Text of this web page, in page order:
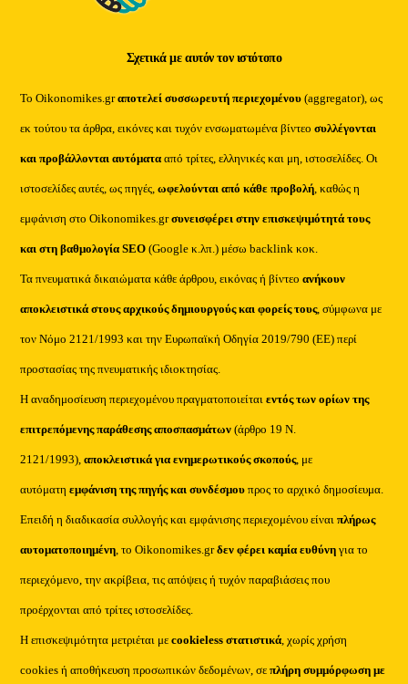
Σχετικά με αυτόν τον ιστότοπο
Το Oikonomikes.grαποτελεί συσσωρευτή περιεχομένου (aggregator), ως
εκ τούτου τα άρθρα, εικόνες και τυχόν ενσωματωμένα βίντεοσυλλέγονται
και προβάλλονται αυτόματααπό τρίτες, ελληνικές και μη, ιστοσελίδες. Οι
ιστοσελίδες αυτές, ως πηγές,ωφελούνται από κάθε προβολή, καθώς η
εμφάνιση στο Oikonomikes.grσυνεισφέρει στην επισκεψιμότητά τους
και στη βαθμολογία SEO (Google κ.λπ.) μέσω backlink κοκ.
Τα πνευματικά δικαιώματα κάθε άρθρου, εικόνας ή βίντεοανήκουν
αποκλειστικά στους αρχικούς δημιουργούς και φορείς τους, σύμφωνα με
τον Νόμο 2121/1993 και την Ευρωπαϊκή Οδηγία 2019/790 (ΕΕ) περί
προστασίας της πνευματικής ιδιοκτησίας.
Η αναδημοσίευση περιεχομένου πραγματοποιείταιεντός των ορίων της
επιτρεπόμενης παράθεσης αποσπασμάτων (άρθρο 19 Ν.
2121/1993), αποκλειστικά για ενημερωτικούς σκοπούς, με
αυτόματηεμφάνιση της πηγής και συνδέσμου προς το αρχικό δημοσίευμα.
Επειδή η διαδικασία συλλογής και εμφάνισης περιεχομένου είναιπλήρως
αυτοματοποιημένη, το Oikonomikes.grδεν φέρει καμία ευθύνη για το
περιεχόμενο, την ακρίβεια, τις απόψεις ή τυχόν παραβιάσεις που
προέρχονται από τρίτες ιστοσελίδες.
Η επισκεψιμότητα μετριέται μεcookieless στατιστικά, χωρίς χρήση
cookies ή αποθήκευση προσωπικών δεδομένων, σεπλήρη συμμόρφωση με